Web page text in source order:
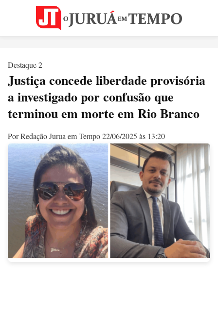
Destaque 2
Justiça concede liberdade provisória
a investigado por confusão que
terminou em morte em Rio Branco
Por Redação Jurua em Tempo22/06/2025 às 13:20